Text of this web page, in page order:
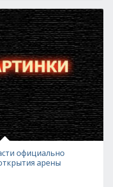
официально
арены